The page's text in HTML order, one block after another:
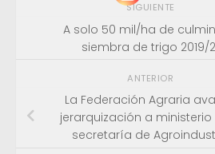
SIGUIENTE
A solo 50 mil/ha de
siembra de trigo 2019/
ANTERIOR
La Federación Agraria
jerarquización a ministerio
secretaría de